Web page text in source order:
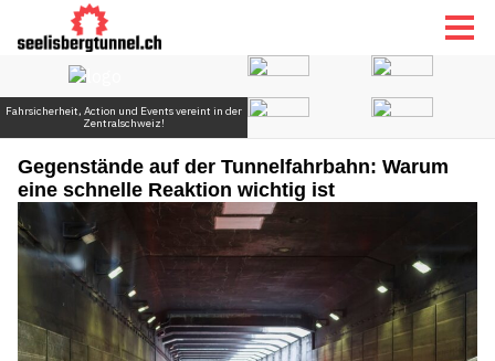
Gegenstände auf der Tunnelfahrbahn: Warum
eine schnelle Reaktion wichtig ist